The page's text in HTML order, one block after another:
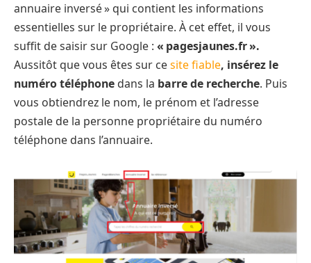
annuaire inversé » qui contient les informations
essentielles sur le propriétaire. À cet effet, il vous
suffit de saisir sur Google : « pagesjaunes.fr ».
Aussitôt que vous êtes sur cesite fiable, insérez le
numéro téléphone dans la barre de recherche. Puis
vous obtiendrez le nom, le prénom et l’adresse
postale de la personne propriétaire du numéro
téléphone dans l’annuaire.